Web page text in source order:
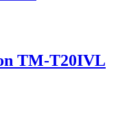
TM-T20IVL